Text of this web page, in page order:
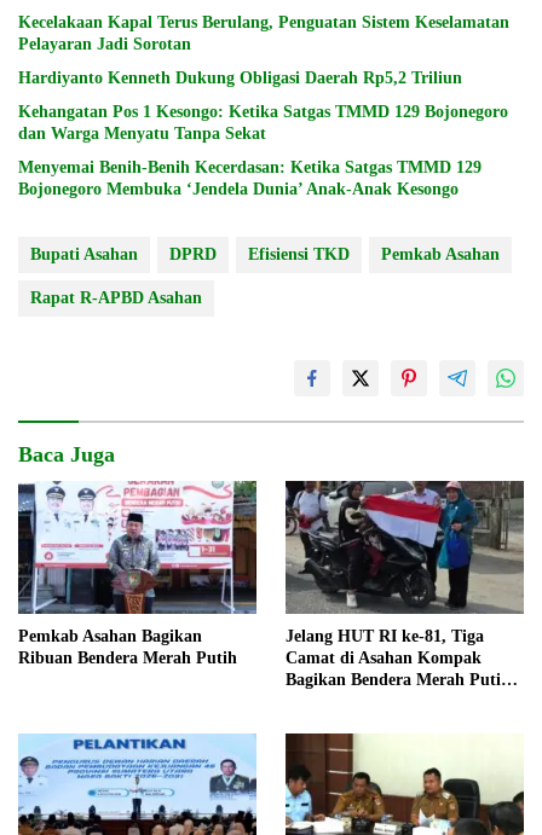
Kecelakaan Kapal Terus Berulang, Penguatan Sistem Keselamatan
Pelayaran Jadi Sorotan
Hardiyanto Kenneth Dukung Obligasi Daerah Rp5,2 Triliun
Kehangatan Pos 1 Kesongo: Ketika Satgas TMMD 129 Bojonegoro
dan Warga Menyatu Tanpa Sekat
Menyemai Benih-Benih Kecerdasan: Ketika Satgas TMMD 129
Bojonegoro Membuka ‘Jendela Dunia’ Anak-Anak Kesongo
Bupati Asahan DPRD Efisiensi TKD Pemkab Asahan
Rapat R-APBD Asahan
Baca Juga
Pemkab Asahan Bagikan
Ribuan Bendera Merah Putih
Jelang HUT RI ke-81, Tiga
Camat di Asahan Kompak
Bagikan Bendera Merah Putih